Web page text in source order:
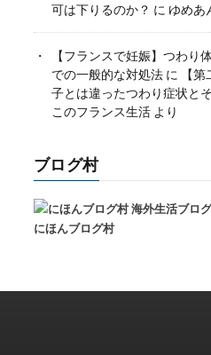
可は下りるのか？ に ゆめあ
【フランスで妊娠】つわり
での一般的な対処法に
【
子とは違ったつわり症状と
このフランス生活より
ブログ村
にほんブログ村